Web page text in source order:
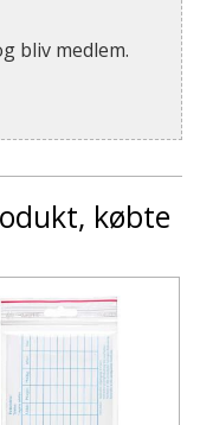
bliv medlem.
købte